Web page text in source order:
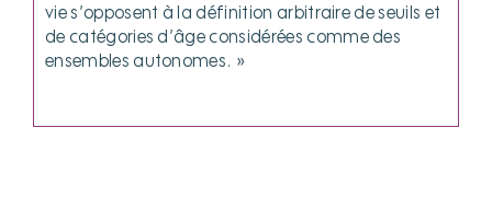
vie s’opposent à la définition arbitraire de seuils et
de catégories d’âge considérées comme des
ensembles autonomes. »